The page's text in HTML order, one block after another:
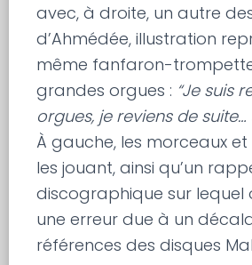
avec, à droite, un autre
d’Ahmédée, illustration
même fanfaron-
grandes orgues : “Je suis
orgues, je reviens de suite…
À gauche, les morceaux
les jouant, ainsi qu’un
discographique sur lequel
une erreur due à un
références des disques